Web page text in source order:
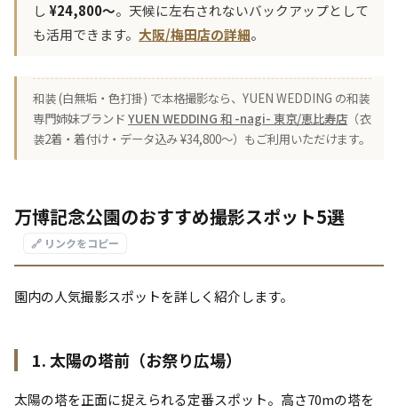
し¥24,800〜。天候に左右されないバックアップとして
も活用できます。 大阪/梅田店の詳細。
和装 (白無垢・色打掛) で本格撮影なら、YUEN WEDDING の和装
専門姉妹ブランド YUEN WEDDING 和 -nagi- 東京/恵比寿店 （衣
装2着・着付け・データ込み ¥34,800〜）もご利用いただけます。
万博記念公園のおすすめ撮影スポット5選
🔗 リンクをコピー
園内の人気撮影スポットを詳しく紹介します。
1. 太陽の塔前（お祭り広場）
太陽の塔を正面に捉えられる定番スポット。高さ70mの塔を